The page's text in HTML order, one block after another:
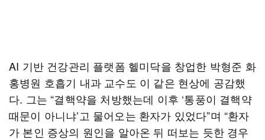
AI 기반 건강관리 플랫폼 헬미닥을 창업한 박형준 화
홍병원 호흡기 내과 교수도 이 같은 현상에 공감했
다. 그는 “결핵약을 처방했는데 이후 ‘통풍이 결핵약
때문이 아니냐’고 물어오는 환자가 있었다”며 “환자
가 본인 증상의 원인을 알아온 뒤 떠보는 듯한 경우